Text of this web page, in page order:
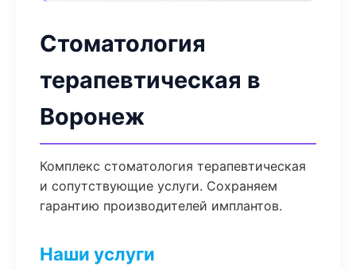
Стоматология
терапевтическая в
Воронеж
Комплекс стоматология терапевтическая
и сопутствующие услуги. Сохраняем
гарантию производителей имплантов.
Наши услуги